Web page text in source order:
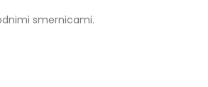
smernicami.